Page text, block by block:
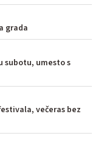
grada
subotu, umesto s
večeras bez